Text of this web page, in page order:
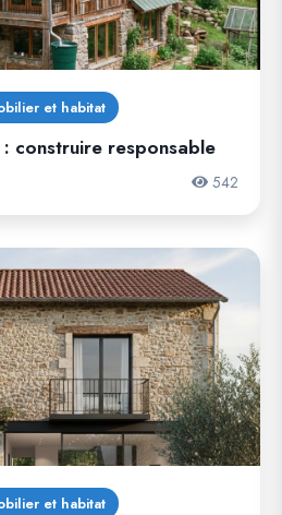
et habitat
construire responsable
542
et habitat